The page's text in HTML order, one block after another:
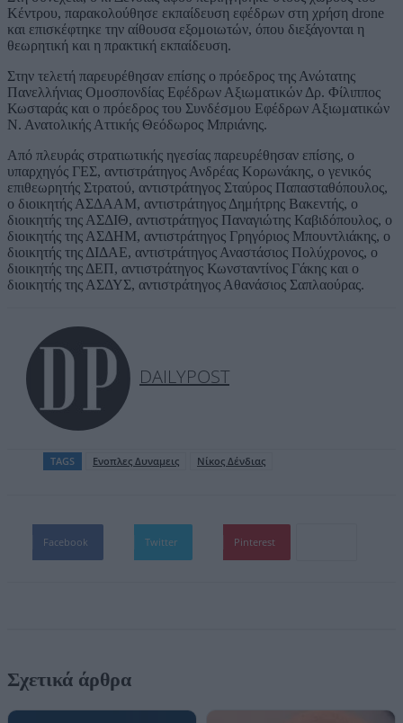
Κέντρου, παρακολούθησε εκπαίδευση εφέδρων στη χρήση drone
και επισκέφτηκε την αίθουσα εξομοιωτών, όπου διεξάγονται η
θεωρητική και η πρακτική εκπαίδευση.
Στην τελετή παρευρέθησαν επίσης ο πρόεδρος της Ανώτατης
Πανελλήνιας Ομοσπονδίας Εφέδρων Αξιωματικών Δρ. Φίλιππος
Κωσταράς και ο πρόεδρος του Συνδέσμου Εφέδρων Αξιωματικών
Ν. Ανατολικής Αττικής Θεόδωρος Μπριάνης.
Από πλευράς στρατιωτικής ηγεσίας παρευρέθησαν επίσης, ο
υπαρχηγός ΓΕΣ, αντιστράτηγος Ανδρέας Κορωνάκης, ο γενικός
επιθεωρητής Στρατού, αντιστράτηγος Σταύρος Παπασταθόπουλος,
ο διοικητής ΑΣΔΑΑΜ, αντιστράτηγος Δημήτρης Βακεντής, ο
διοικητής της ΑΣΔΙΘ, αντιστράτηγος Παναγιώτης Καβιδόπουλος, ο
διοικητής της ΑΣΔΗΜ, αντιστράτηγος Γρηγόριος Μπουντλιάκης, ο
διοικητής της ΔΙΔΑΕ, αντιστράτηγος Αναστάσιος Πολύχρονος, ο
διοικητής της ΔΕΠ, αντιστράτηγος Κωνσταντίνος Γάκης και ο
διοικητής της ΑΣΔΥΣ, αντιστράτηγος Αθανάσιος Σαπλαούρας.
DAILYPOST
TAGS Ενοπλες Δυναμεις Νίκος Δένδιας
Facebook Twitter Pinterest
Σχετικά άρθρα